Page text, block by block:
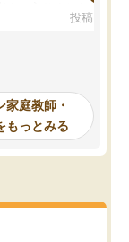
で、当初は模試でD判定
習室が毎日使えていつ
るのが心強かったよう
です。
投稿日：
庭教師・
もっとみる